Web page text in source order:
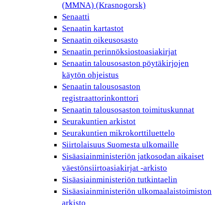
(MMNA) (Krasnogorsk)
Senaatti
Senaatin kartastot
Senaatin oikeusosasto
Senaatin perinnöksiostoasiakirjat
Senaatin talousosaston pöytäkirjojen
käytön ohjeistus
Senaatin talousosaston
registraattorinkonttori
Senaatin talousosaston toimituskunnat
Seurakuntien arkistot
Seurakuntien mikrokorttiluettelo
Siirtolaisuus Suomesta ulkomaille
Sisäasiainministeriön jatkosodan aikaiset
väestönsiirtoasiakirjat -arkisto
Sisäasiainministeriön tutkintaelin
Sisäasiainministeriön ulkomaalaistoimiston
arkisto